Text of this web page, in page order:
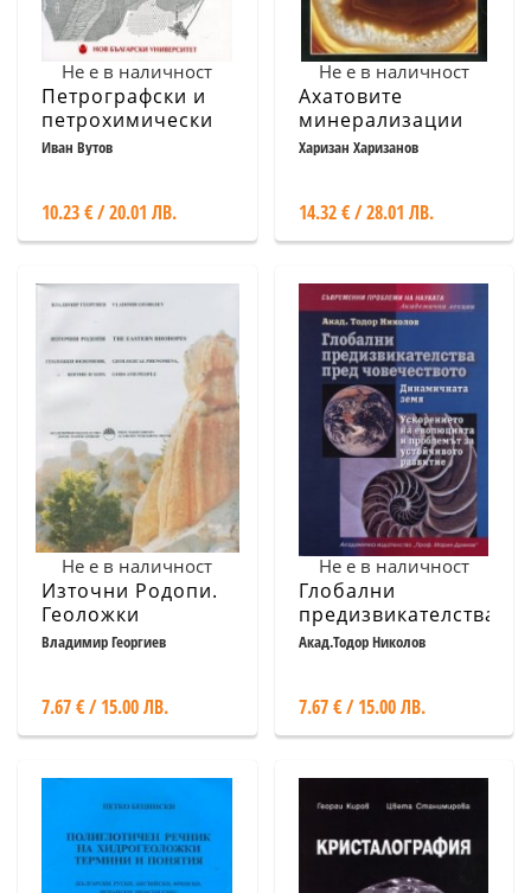
Не е в наличност
Петрографски и
петрохимически
изследвания на
Иван Вутов
10.23 € / 20.01 ЛВ.
Не е в наличност
Ахатовите
минерализации
Харизан Харизанов
14.32 € / 28.01 ЛВ.
Не е в наличност
Източни Родопи.
Геоложки
феномени, богове
Владимир Георгиев
7.67 € / 15.00 ЛВ.
Не е в наличност
Глобални
предизвикателства
пред
Акад.Тодор Николов
7.67 € / 15.00 ЛВ.